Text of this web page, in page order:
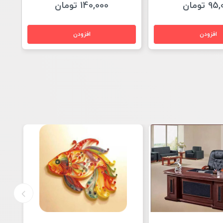
تومان 75,000 تومان